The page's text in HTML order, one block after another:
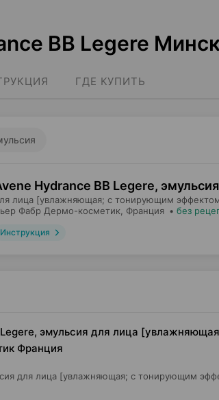
BB Legere
ГДЕ КУПИТЬ
Hydrance BB Legere, эмульсия
лица [увлажняющая; с тонирующим
Фабр Дермо-косметик , Франция • без
Инструкция
эмульсия для лица
Франция
для лица [увлажняющая; с тонирующим